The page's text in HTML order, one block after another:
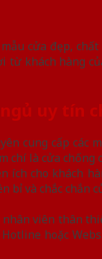
cửa đẹp,
từ khách hàng
uy tín
cung cấp
là cửa chống
ích cho khách
bỉ và chắc chắn
viên thân
hoặc